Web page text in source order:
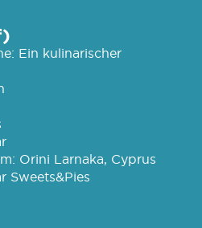
Ein kulinarischer
Orini Larnaka, Cyprus
Sweets&Pies